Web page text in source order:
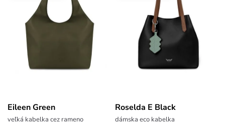
Eileen Green
veľká kabelka cez rameno
Roselda E Black
dámska eco kabelka